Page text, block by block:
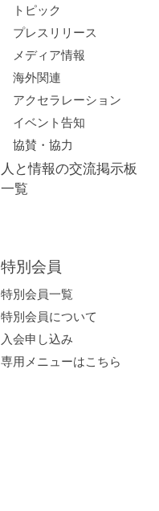
トピック
プレスリリース
メディア情報
海外関連
アクセラレーション
イベント告知
協賛・協力
人と情報の交流掲示板
一覧
特別会員
特別会員一覧
特別会員について
入会申し込み
専用メニューはこちら